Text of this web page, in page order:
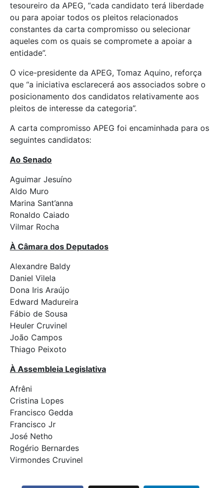
tesoureiro da APEG, “cada candidato terá liberdade
ou para apoiar todos os pleitos relacionados
constantes da carta compromisso ou selecionar
aqueles com os quais se compromete a apoiar a
entidade”.
O vice-presidente da APEG, Tomaz Aquino, reforça
que “a iniciativa esclarecerá aos associados sobre o
posicionamento dos candidatos relativamente aos
pleitos de interesse da categoria”.
A carta compromisso APEG foi encaminhada para os
seguintes candidatos:
Ao Senado
Aguimar Jesuíno
Aldo Muro
Marina Sant’anna
Ronaldo Caiado
Vilmar Rocha
À Câmara dos Deputados
Alexandre Baldy
Daniel Vilela
Dona Iris Araújo
Edward Madureira
Fábio de Sousa
Heuler Cruvinel
João Campos
Thiago Peixoto
À Assembleia Legislativa
Afrêni
Cristina Lopes
Francisco Gedda
Francisco Jr
José Netho
Rogério Bernardes
Virmondes Cruvinel